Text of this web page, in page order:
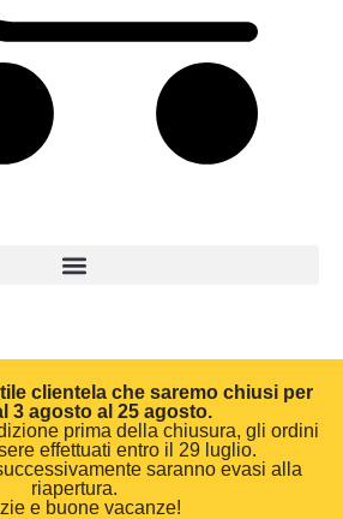
clientela che saremo chiusi per
3 agosto al 25 agosto.
prima della chiusura, gli ordini
effettuati entro il 29 luglio.
saranno evasi alla
riapertura.
e buone vacanze!